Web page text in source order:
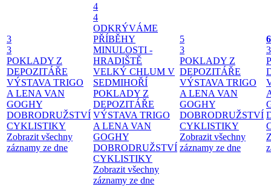
3
3
POKLADY Z
DEPOZITÁŘE
VÝSTAVA TRIGO
A LENA VAN
GOGHY
DOBRODRUŽSTVÍ
CYKLISTIKY
Zobrazit všechny
záznamy ze dne
4
4
ODKRÝVÁME
PŘÍBĚHY
MINULOSTI -
HRADIŠTĚ
VELKÝ CHLUM V
SEDMIHOŘÍ
POKLADY Z
DEPOZITÁŘE
VÝSTAVA TRIGO
A LENA VAN
GOGHY
DOBRODRUŽSTVÍ
CYKLISTIKY
Zobrazit všechny
záznamy ze dne
5
3
POKLADY Z
DEPOZITÁŘE
VÝSTAVA TRIGO
A LENA VAN
GOGHY
DOBRODRUŽSTVÍ
CYKLISTIKY
Zobrazit všechny
záznamy ze dne
6
3